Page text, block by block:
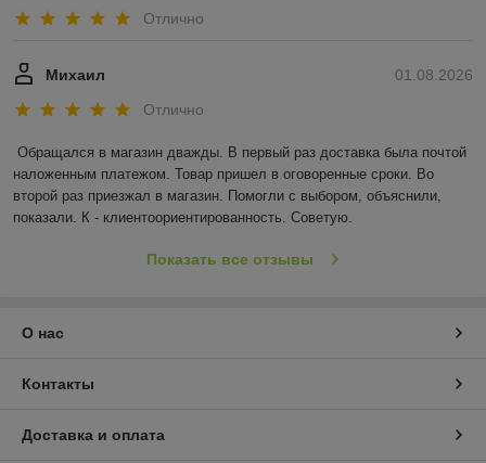
Отлично
01.08.2026
Михаил
Отлично
Обращался в магазин дважды. В первый раз доставка была почтой
наложенным платежом. Товар пришел в оговоренные сроки. Во
второй раз приезжал в магазин. Помогли с выбором, объяснили,
показали. К - клиентоориентированность. Советую.
Показать все отзывы
О нас
Контакты
Доставка и оплата